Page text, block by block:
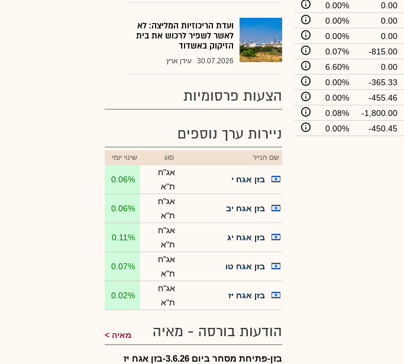
0.00
0.00%
0.00
0.00%
0.00
0.00%
-815.00
0.07%
0.00
6.60%
-365.33
0.00%
-455.46
0.00%
-1,800.00
0.08%
-450.45
0.00%
ועדת הריכוזיות המליצה: לא
לאשר לשפיר לרכוש את בית
הזיקוק באשדוד
30.07.2026 עידן ארץ
הצעות פרסומיות
ניירות ערך נוספים
שם הנייר סוג שינוי יומי
בזן אגח י
אג"ח
ת"א
0.06%
בזן אגח יב
אג"ח
ת"א
0.06%
בזן אגח יג
אג"ח
ת"א
0.11%
בזן אגח טו
אג"ח
ת"א
0.07%
בזן אגח יז
אג"ח
ת"א
0.02%
הודעות בורסה - מאיה מאיה
בזן-פתיחת מסחר ביום 3.6.26-בזן אגח יז